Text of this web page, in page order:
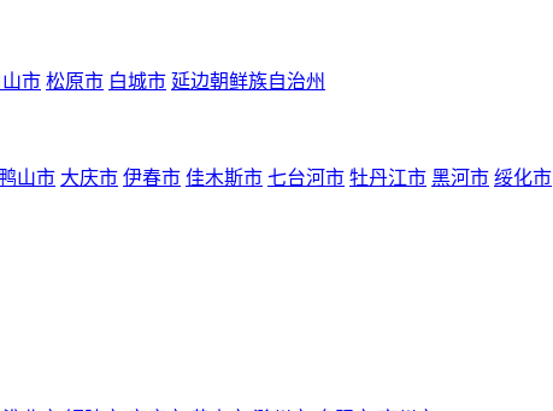
山市 松原市 白城市 延边朝鲜族自治州
山市 大庆市 伊春市 佳木斯市 七台河市 牡丹江市 黑河市 绥化市